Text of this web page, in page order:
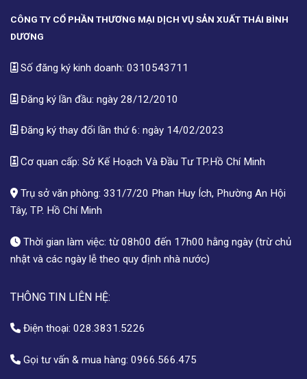
CÔNG TY CỔ PHẦN THƯƠNG MẠI DỊCH VỤ SẢN XUẤT THÁI BÌNH
DƯƠNG
Số đăng ký kinh doanh: 0310543711
Đăng ký lần đầu: ngày 28/12/2010
Đăng ký thay đổi lần thứ 6: ngày 14/02/2023
Cơ quan cấp: Sở Kế Hoạch Và Đầu Tư TP.Hồ Chí Minh
Trụ sở văn phòng: 331/7/20 Phan Huy Ích, Phường An Hội
Tây, TP. Hồ Chí Minh
Thời gian làm việc: từ 08h00 đến 17h00 hằng ngày (trừ chủ
nhật và các ngày lễ theo quy định nhà nước)
THÔNG TIN LIÊN HỆ:
Điện thoại: 028.3831.5226
Gọi tư vấn & mua hàng: 0966.566.475